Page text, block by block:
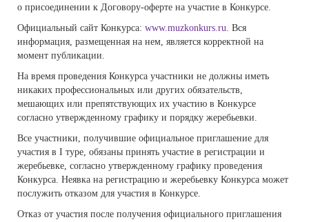
о присоединении к Договору-оферте на участие в Конкурсе.
Официальный сайт Конкурса: www.muzkonkurs.ru. Вся
информация, размещенная на нем, является корректной на
момент публикации.
На время проведения Конкурса участники не должны иметь
никаких профессиональных или других обязательств,
мешающих или препятствующих их участию в Конкурсе
согласно утвержденному графику и порядку жеребьевки.
Все участники, получившие официальное приглашение для
участия в I туре, обязаны принять участие в регистрации и
жеребьевке, согласно утвержденному графику проведения
Конкурса. Неявка на регистрацию и жеребьевку Конкурса может
послужить отказом для участия в Конкурсе.
Отказ от участия после получения официального приглашения